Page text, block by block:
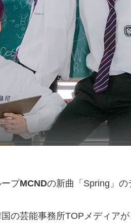
プMCNDの新曲「Spring」の
の芸能事務所TOPメディア